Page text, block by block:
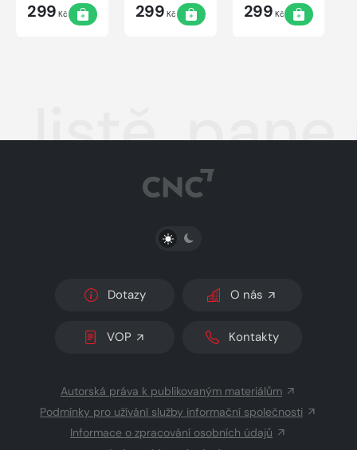
299 Kč 299 Kč 299 Kč
Jistě,
PŘEPNOUT SVĚTLÝ/TMAVÝ REŽIM
Dotazy O nás
VOP Kontakty
Autorská práva k publikovaným materiálům
Podmínky pro užívání služby informační společnosti
Informace o zpracování osobních údajů